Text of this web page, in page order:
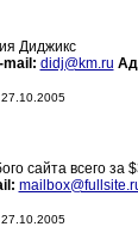
Диджикс
mail: didj@km.ru
сайта всего за